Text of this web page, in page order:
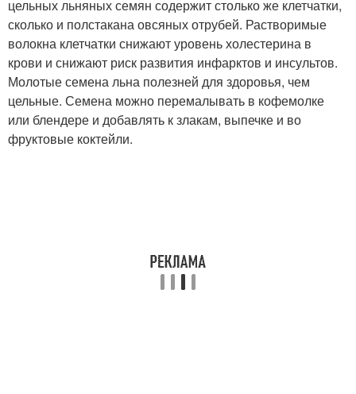
цельных льняных семян содержит столько же клетчатки,
сколько и полстакана овсяных отрубей. Растворимые
волокна клетчатки снижают уровень холестерина в
крови и снижают риск развития инфарктов и инсультов.
Молотые семена льна полезней для здоровья, чем
цельные. Семена можно перемалывать в кофемолке
или блендере и добавлять к злакам, выпечке и во
фруктовые коктейли.